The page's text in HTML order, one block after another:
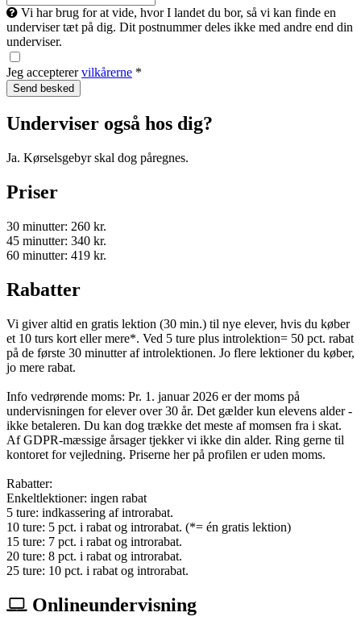
Vi har brug for at vide, hvor I landet du bor, så vi kan finde en
underviser tæt på dig. Dit postnummer deles ikke med andre end din
underviser.
Jeg accepterervilkårerne *
Underviser også hos dig?
Ja. Kørselsgebyr skal dog påregnes.
Priser
30 minutter: 260 kr.
45 minutter: 340 kr.
60 minutter: 419 kr.
Rabatter
Vi giver altid en gratis lektion (30 min.) til nye elever, hvis du køber
et 10 turs kort eller mere*. Ved 5 ture plus introlektion= 50 pct. rabat
på de første 30 minutter af introlektionen. Jo flere lektioner du køber,
jo mere rabat.
Info vedrørende moms: Pr. 1. januar 2026 er der moms på
undervisningen for elever over 30 år. Det gælder kun elevens alder -
ikke betaleren. Du kan dog trække det meste af momsen fra i skat.
Af GDPR-mæssige årsager tjekker vi ikke din alder. Ring gerne til
kontoret for vejledning. Priserne her på profilen er uden moms.
Rabatter:
Enkeltlektioner: ingen rabat
5 ture: indkassering af introrabat.
10 ture: 5 pct. i rabat og introrabat. (*= én gratis lektion)
15 ture: 7 pct. i rabat og introrabat.
20 ture: 8 pct. i rabat og introrabat.
25 ture: 10 pct. i rabat og introrabat.
Onlineundervisning